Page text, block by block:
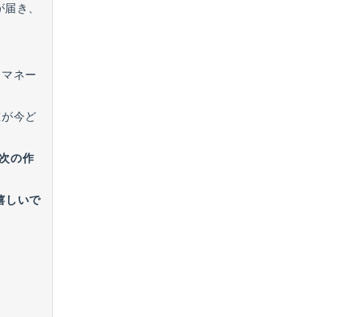
き、
ネー
今ど
の作
しいで